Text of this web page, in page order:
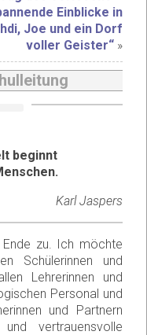
Einblicke in
Joe und ein Dorf
voller Geister“ »
beginnt
Karl Jaspers
zu. Ich möchte
Schülerinnen und
Lehrerinnen und
Personal und
und Partnern
vertrauensvolle